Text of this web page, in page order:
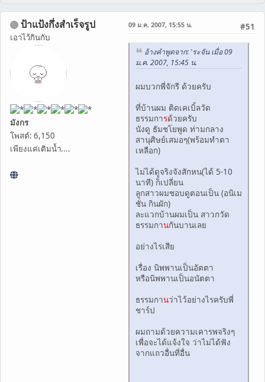
ป้าแป้งกึ่งสำเร็จรูป
เอาไว้กินกับ
มังกร
โพสต์: 6,150
เพียงแค่เติมน้ำ....
#51
09 ม.ค. 2007, 15:55 น.
อ้างคำพูดจาก: 'ระจัน เมื่อ 09
ม.ค. 2007, 15:45 น.
ผมบวกพี่จักรี ด้วยครับ
ที่บ้านผม ติดเคเบิ้ลวัด
ธรรมการด้วยครับ
นังดู ธัมชโยพูด ท่ามกลาง
สานุศิษย์เสมอๆ(พร้อมทำตา
เหลือก)
ไม่ได้ดูจริงจังสักหน(ได้ 5-10
นาที) ก็เปลี่ยน
ลูกสาวผมชอบดูตอนเป็น (อนิเม
ชั่น กินผัก)
ละแวกบ้านผมเป็น สาวกวัด
ธรรมกานกันบานเลย
อย่างไรเสีย
เรื่อง นิพพานเป็นอัตตา
หรือนิพพานเป็นอนัตตา
ธรรมกานว่าไว้อย่างไรครับพี่
ชาร์ป
ผมถามด้วยความเคารพจริงๆ
เพื่อจะได้แจ้งใจ ว่าไม่ได้ฟัง
จากแถวอื่นที่อื่น